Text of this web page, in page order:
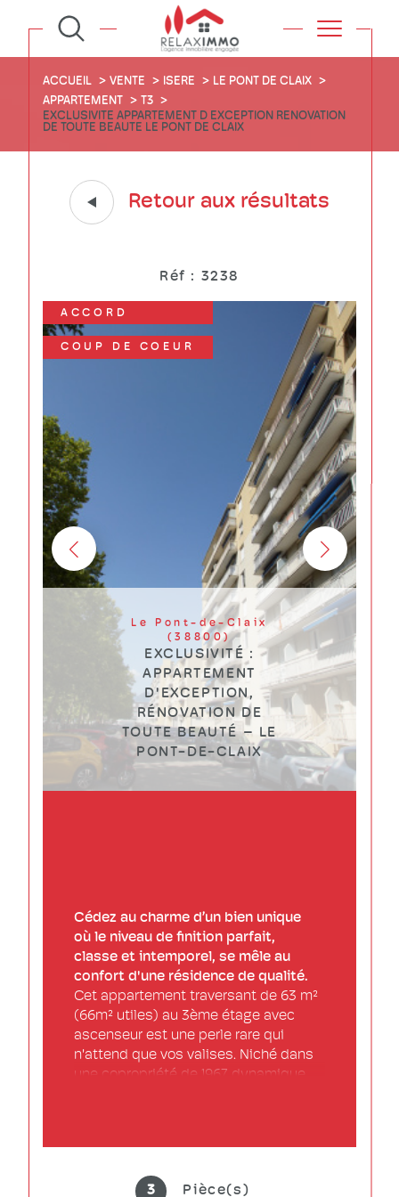
ACCUEIL VENTE ISERE
LE PONT DE CLAIX
APPARTEMENT
T3
EXCLUSIVITE APPARTEMENT D EXCEPTION RENOVATION
DE TOUTE BEAUTE LE PONT DE CLAIX
Retour aux résultats
Réf : 3238
ACCORD
COUP DE COEUR
Le Pont-de-Claix
(38800)
EXCLUSIVITÉ :
APPARTEMENT
D'EXCEPTION,
RÉNOVATION DE
TOUTE BEAUTÉ – LE
PONT-DE-CLAIX
3 Pièce(s)
Cédez au charme d’un bien unique
où le niveau de finition parfait,
classe et intemporel, se mêle au
confort d'une résidence de qualité.
Cet appartement traversant de 63 m²
(66m² utiles) au 3ème étage avec
ascenseur est une perle rare qui
n'attend que vos valises. Niché dans
une copropriété de 1967 dynamique
immeubles de la copropriété.
Sécurité totale :
Résidence